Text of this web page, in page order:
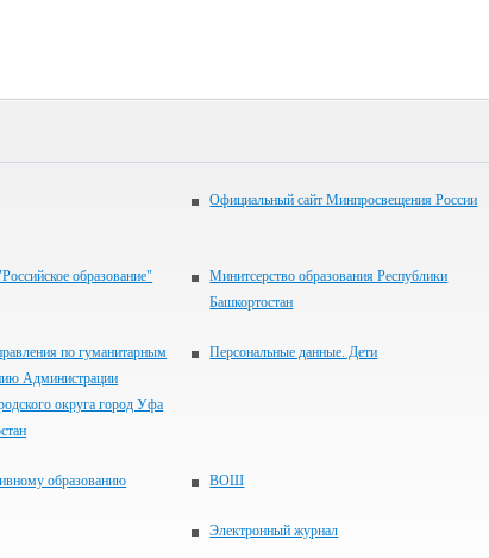
Официальный сайт Минпросвещения России
образование"
Минитсерство образования Республики
Башкортостан
по гуманитарным
Администрации
округа город Уфа
Персональные данные. Дети
образованию ВОШ
Электронный журнал